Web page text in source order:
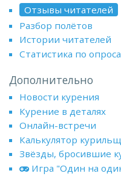
Отзывы читателей
Разбор полётов
Истории читателей
Статистика по
Дополнительно
Новости курения
Курение в деталях
Онлайн-встречи
Калькулятор
Звёзды, бросившие
Игра "Один на